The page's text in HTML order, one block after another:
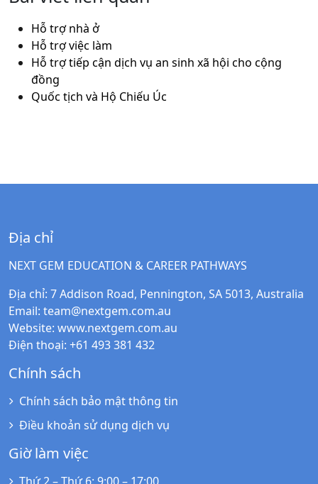
Hỗ trợ nhà ở
Hỗ trợ việc làm
Hỗ trợ tiếp cận dịch vụ an sinh xã hội cho cộng
đồng
Quốc tịch và Hộ Chiếu Úc
Địa chỉ
NEXT GEM EDUCATION & CAREER PATHWAYS
Địa chỉ: 7 Addison Road, Pennington, SA 5013, Australia
Email: team@nextgem.com.au
Website: www.nextgem.com.au
Điện thoại: +61 493 381 432
Chính sách
Chính sách bảo mật thông tin
Điều khoản sử dụng dịch vụ
Giờ làm việc
Thứ 2 – Thứ 6: 9:00 – 17:00